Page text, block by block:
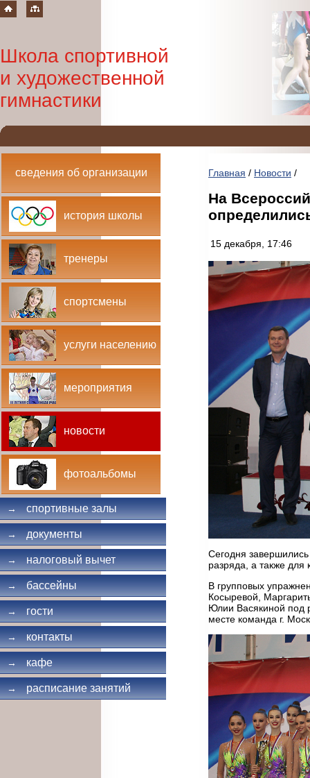
Школа спортивной
и художественной
гимнастики
сведения об организации
история школы
тренеры
спортсмены
услуги населению
мероприятия
новости
фотоальбомы
→ спортивные залы
→ документы
→ налоговый вычет
→ бассейны
→ гости
→ контакты
→ кафе
→ расписание занятий
Главная / Новости /
На
15 декабря, 17:46
Сегодня
разряда, а также для
В групповых
Косыревой,
Юлии Васякиной под
месте команда г.